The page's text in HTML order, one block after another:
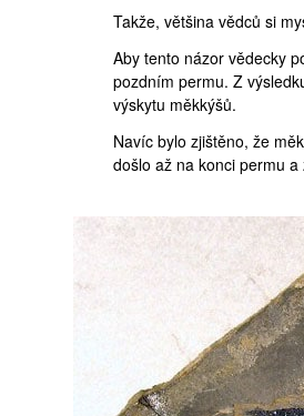
Takže, většina vědců si
Aby tento názor vědecky
pozdním permu. Z
výskytu měkkýšů.
Navíc bylo zjištěno, že
došlo až na konci permu